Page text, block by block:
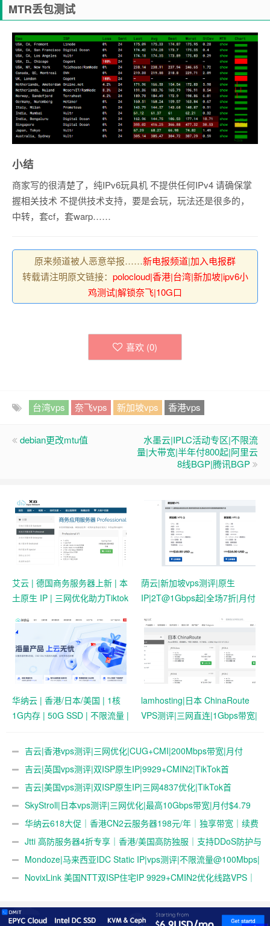
MTR丢包测试
小结
商家写的很清楚了，纯IPv6玩具机 不提供任何IPv4 请确保掌
握相关技术 不提供技术支持，要是会玩，玩法还是很多的，
中转，套cf，套warp……
原来频道被人恶意举报……新电报频道|加入电报群
转载请注明原文链接： polocloud|香港|台湾|新加坡|ipv6小
鸡测试|解锁奈飞|10G口
喜欢 (0)
台湾vps 奈飞vps 新加坡vps 香港vps
debian更改mtu值
水墨云|IPLC活动专区|不限流
量|大带宽|半年付800起|阿里云
8线BGP|腾讯BGP
艾云 | 德国商务服务器上新 | 本
土原生 IP | 三网优化助力Tiktok
荫云|新加坡vps测评|原生
IP|2T@1Gbps起|全场7折|月付
连
华纳云 | 香港/日本/美国 | 1核
1G内存 | 50G SSD | 不限流量 |
lamhosting|日本 ChinaRoute
VPS测评|三网直连|1Gbps带宽|
&ChatGPT
吉云|香港vps测评|三网优化|CUG+CMI|200Mbps带宽|月付
￥42吉云|英国vps测评|双ISP原生IP|9929+CMIN2|TikTok首
选|1T@1Gbps|月付￥47
吉云|美国vps测评|双ISP原生IP|三网4837优化|TikTok首
选|1T@1Gbps|月付￥42
SkyStroll|日本vps测评|三网优化|最高10Gbps带宽|月付$4.79
起 华纳云618大促｜香港CN2云服务器198元/年｜独享带宽｜续费
同价Jtti 高防服务器4折专享｜香港/美国高防独服｜支持DDoS防护与
压力测试
Mondoze|马来西亚IDC Static IP|vps测评|不限流量@100Mbps|
解锁奈飞&tiktok&chatgpt|电信直连
NovixLink 美国NTT双ISP住宅IP 9929+CMIN2优化线路VPS｜